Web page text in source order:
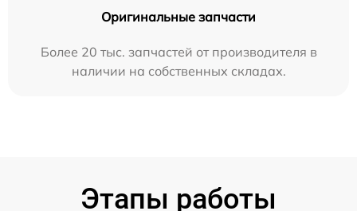
Оригинальные запчасти
Более 20 тыс. запчастей от производителя в
наличии на собственных складах.
Этапы работы